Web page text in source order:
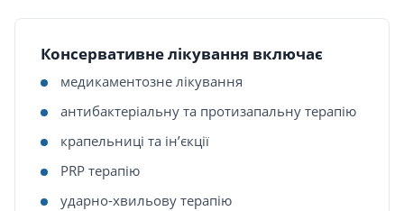
Консервативне лікування включає
медикаментозне лікування
антибактеріальну та протизапальну терапію
крапельниці та інʼєкції
PRP терапію
ударно-хвильову терапію